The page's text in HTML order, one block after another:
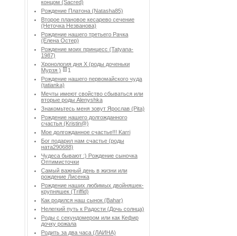
концом (Sacred)
Рождение Платона (Natasha85)
Второе плановое кесарево сечение
(Неточка Незванова)
Рождение нашего третьего Рачка
(Елена Остер)
Рождение моих принцесс (Tatyana-
1987)
Хронология дня Х (роды доченьки
Мурзя )
1
Рождение нашего первомайского чуда
(tatianka)
Мечты имеют свойство сбываться или
вторые роды Аlenyshka
Знакомьтесь меня зовут Ярослав (Pita)
Рождение нашего долгожданного
счастья (Kristin@)
Мое долгожданное счастье!!! Karri
Бог подарил нам счастье (роды
ната290688)
Чудеса бывают :) Рождение сыночка
Оптимисточки
Cамый важный день в жизни или
рождение Лисенка
Рождение наших любимых двойняшек-
крупняшек (Triffid)
Как родился наш сынок (Bahar)
Нелегкий путь к Радости (Дочь солнца)
Роды с секундомером или как Кефир
дочку рожала
Родить за два часа (ЛАИНА)